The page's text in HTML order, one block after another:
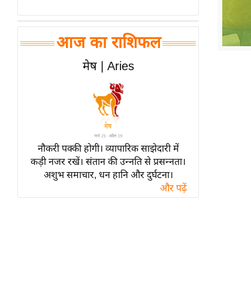
बॉलीवुड
हॉलीवुड
फिल्म समीक्षा
लाइफस्टाइल
टेक्नॉलॉजी
ब्यूटी/फैशन
घरेलू नुस्खे
आज का राशिफल
मेष | Aries
नौकरी पक्की होगी। व्यापारिक साझेदारी में
कड़ी नजर रखें। संतान की उन्नति से प्रसन्नता।
अशुभ समाचार, धन हानि और दुर्घटना।
और पढ़ें